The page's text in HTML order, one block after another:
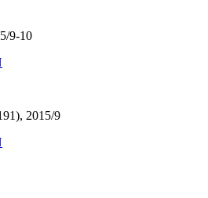
9-10
2015/9